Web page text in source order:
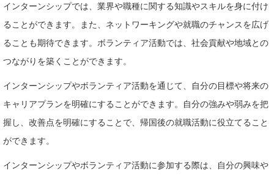
インターンシップでは、業界や職種に関する知識やスキルを身に付け
ることができます。また、ネットワーキングや就職のチャンスを広げ
ることも期待できます。ボランティア活動では、社会貢献や地域との
つながりを築くことができます。
インターンシップやボランティア活動を通じて、自分の目標や将来の
キャリアプランを明確にすることができます。自分の強みや弱みを把
握し、改善点を明確にすることで、帰国後の就職活動に役立てること
ができます。
インターンシップやボランティア活動に参加する際は、自分の興味や